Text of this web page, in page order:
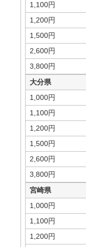
1,100円
1,200円
1,500円
2,600円
3,800円
大分県
1,000円
1,100円
1,200円
1,500円
2,600円
3,800円
宮崎県
1,000円
1,100円
1,200円